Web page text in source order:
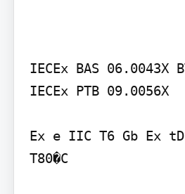
IECEx BAS 06.0043X
IECEx PTB 09.0056X
Ex e IIC T6 Gb Ex
T80�C